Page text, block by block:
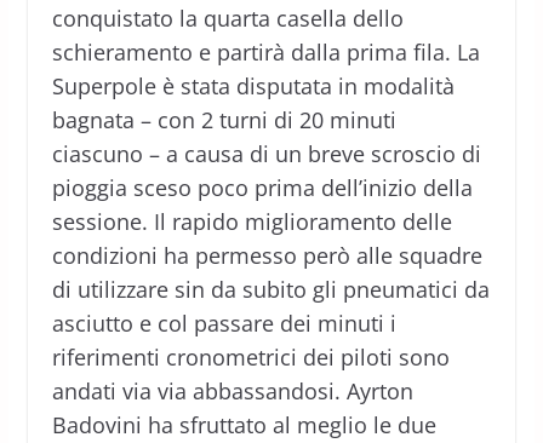
conquistato la quarta casella dello
schieramento e partirà dalla prima fila. La
Superpole è stata disputata in modalità
bagnata – con 2 turni di 20 minuti
ciascuno – a causa di un breve scroscio di
pioggia sceso poco prima dell’inizio della
sessione. Il rapido miglioramento delle
condizioni ha permesso però alle squadre
di utilizzare sin da subito gli pneumatici da
asciutto e col passare dei minuti i
riferimenti cronometrici dei piloti sono
andati via via abbassandosi. Ayrton
Badovini ha sfruttato al meglio le due